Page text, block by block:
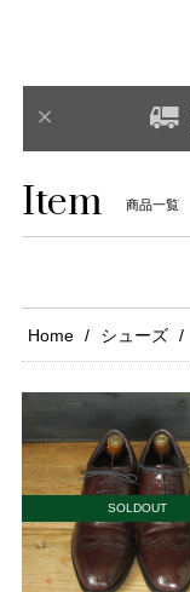
Item 商品一覧
Home シューズ
SOLDOUT